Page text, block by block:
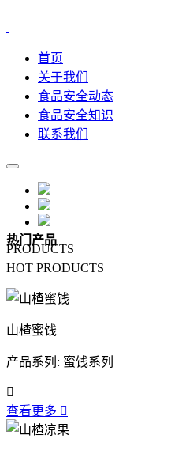
首页
关于我们
食品安全动态
食品安全知识
联系我们
PRODUCTS
热门产品
HOT PRODUCTS
山楂蜜饯
产品系列: 蜜饯系列

查看更多 